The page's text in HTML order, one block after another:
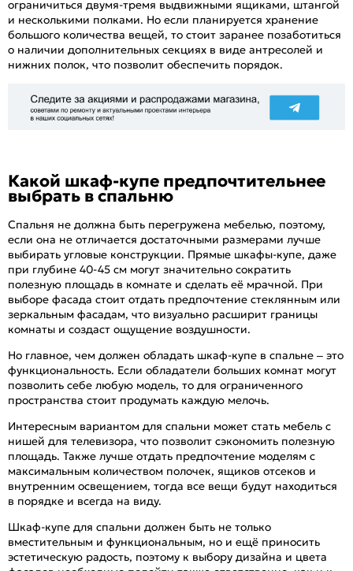
ограничиться двумя-тремя выдвижными ящиками, штангой
и несколькими полками. Но если планируется хранение
большого количества вещей, то стоит заранее позаботиться
о наличии дополнительных секциях в виде антресолей и
нижних полок, что позволит обеспечить порядок.
Какой шкаф-купе предпочтительнее
выбрать в спальню
Спальня не должна быть перегружена мебелью, поэтому,
если она не отличается достаточными размерами лучше
выбирать угловые конструкции. Прямые шкафы-купе, даже
при глубине 40-45 см могут значительно сократить
полезную площадь в комнате и сделать её мрачной. При
выборе фасада стоит отдать предпочтение стеклянным или
зеркальным фасадам, что визуально расширит границы
комнаты и создаст ощущение воздушности.
Но главное, чем должен обладать шкаф-купе в спальне – это
функциональность. Если обладатели больших комнат могут
позволить себе любую модель, то для ограниченного
пространства стоит продумать каждую мелочь.
Интересным вариантом для спальни может стать мебель с
нишей для телевизора, что позволит сэкономить полезную
площадь. Также лучше отдать предпочтение моделям с
максимальным количеством полочек, ящиков отсеков и
внутренним освещением, тогда все вещи будут находиться
в порядке и всегда на виду.
Шкаф-купе для спальни должен быть не только
вместительным и функциональным, но и ещё приносить
эстетическую радость, поэтому к выбору дизайна и цвета